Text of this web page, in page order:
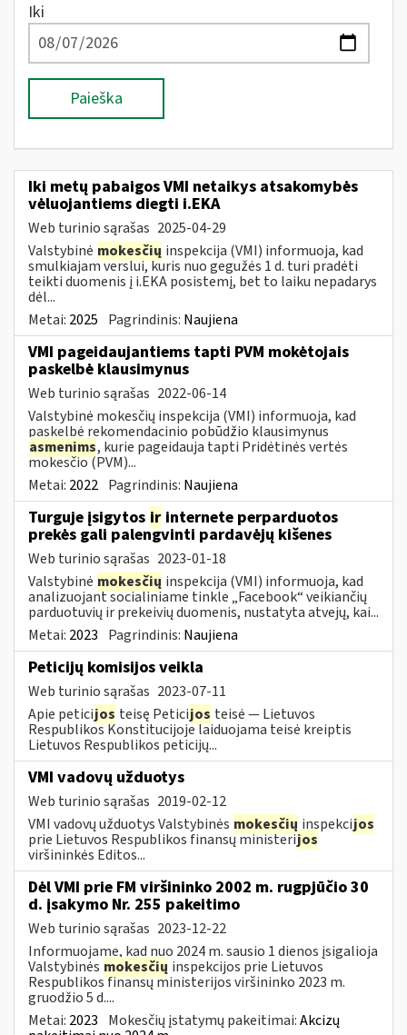
Iki
Paieška
Iki metų pabaigos VMI netaikys atsakomybės
vėluojantiems diegti i.EKA
Web turinio sąrašas 2025-04-29
Valstybinė mokesčių inspekcija (VMI) informuoja, kad
smulkiajam verslui, kuris nuo gegužės 1 d. turi pradėti
teikti duomenis į i.EKA posistemį, bet to laiku nepadarys
dėl...
Metai: 2025 Pagrindinis: Naujiena
VMI pageidaujantiems tapti PVM mokėtojais
paskelbė klausimynus
Web turinio sąrašas 2022-06-14
Valstybinė mokesčių inspekcija (VMI) informuoja, kad
paskelbė rekomendacinio pobūdžio klausimynus
asmenims, kurie pageidauja tapti Pridėtinės vertės
mokesčio (PVM)...
Metai: 2022 Pagrindinis: Naujiena
Turguje įsigytos ir internete perparduotos
prekės gali palengvinti pardavėjų kišenes
Web turinio sąrašas 2023-01-18
Valstybinė mokesčių inspekcija (VMI) informuoja, kad
analizuojant socialiniame tinkle „Facebook“ veikiančių
parduotuvių ir prekeivių duomenis, nustatyta atvejų, kai...
Metai: 2023 Pagrindinis: Naujiena
Peticijų komisijos veikla
Web turinio sąrašas 2023-07-11
Apie peticijos teisę Peticijos teisė — Lietuvos
Respublikos Konstitucijoje laiduojama teisė kreiptis
Lietuvos Respublikos peticijų...
VMI vadovų užduotys
Web turinio sąrašas 2019-02-12
VMI vadovų užduotys Valstybinės mokesčių inspekcijos
prie Lietuvos Respublikos finansų ministerijos
viršininkės Editos...
Dėl VMI prie FM viršininko 2002 m. rugpjūčio 30
d. įsakymo Nr. 255 pakeitimo
Web turinio sąrašas 2023-12-22
Informuojame, kad nuo 2024 m. sausio 1 dienos įsigalioja
Valstybinės mokesčių inspekcijos prie Lietuvos
Respublikos finansų ministerijos viršininko 2023 m.
gruodžio 5 d....
Metai: 2023 Mokesčių įstatymų pakeitimai:Akcizų